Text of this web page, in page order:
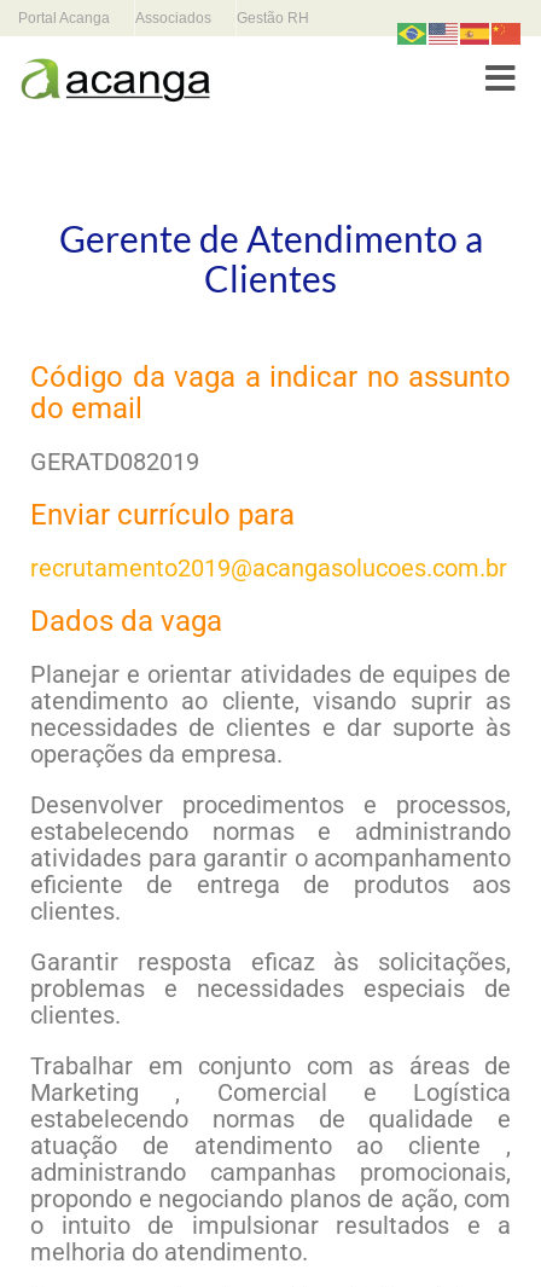
Portal Acanga Associados Gestão RH
Gerente de Atendimento a
Clientes
Código da vaga a indicar no assunto
do email
GERATD082019
Enviar currículo para
recrutamento2019@acangasolucoes.com.br
Dados da vaga
Planejar e orientar atividades de equipes de
atendimento ao cliente, visando suprir as
necessidades de clientes e dar suporte às
operações da empresa.
Desenvolver procedimentos e processos,
estabelecendo normas e administrando
atividades para garantir o acompanhamento
eficiente de entrega de produtos aos
clientes.
Garantir resposta eficaz às solicitações,
problemas e necessidades especiais de
clientes.
Trabalhar em conjunto com as áreas de
Marketing , Comercial e Logística
estabelecendo normas de qualidade e
atuação de atendimento ao cliente ,
administrando campanhas promocionais,
propondo e negociando planos de ação, com
o intuito de impulsionar resultados e a
melhoria do atendimento.